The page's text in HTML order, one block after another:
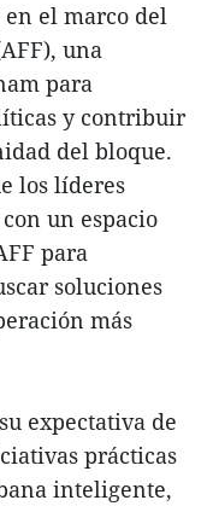
el marco del
una
para
y contribuir
del bloque.
los líderes
un espacio
para
soluciones
más
expectativa de
prácticas
inteligente,